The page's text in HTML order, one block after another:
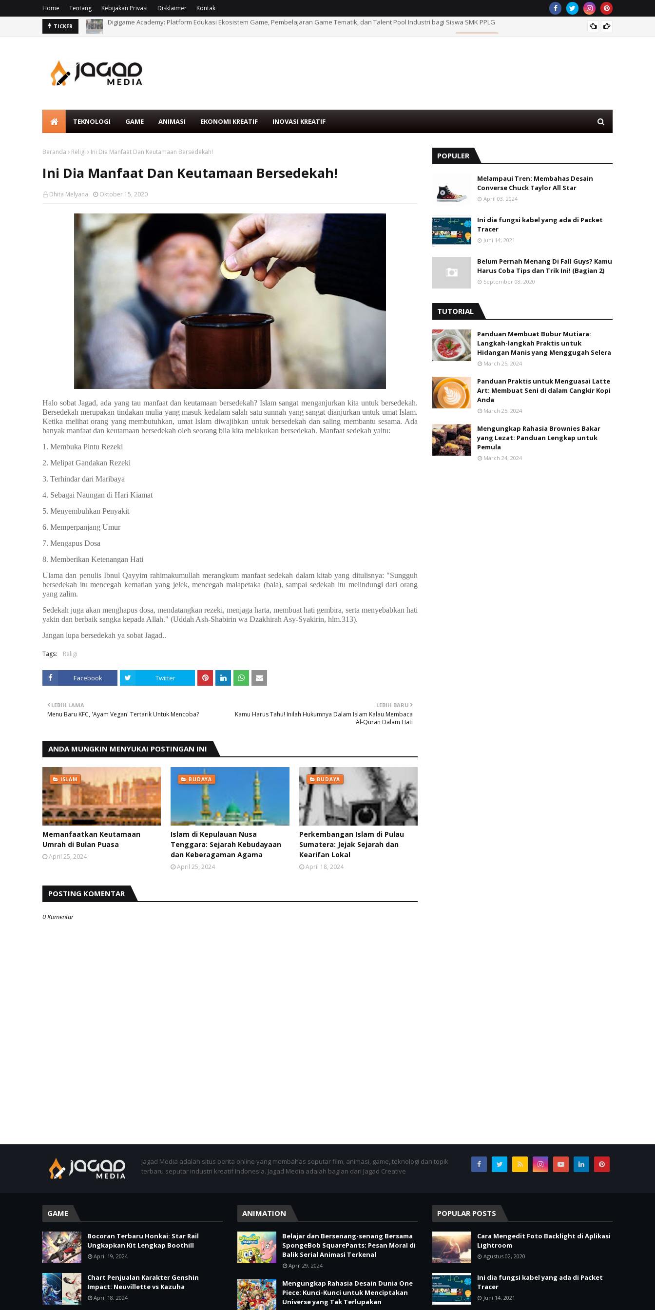
Home Tentang Kebijakan Privasi Disklaimer Kontak
TICKER
Digigame Academy: Platform Edukasi Ekosistem Game, Pembelajaran Game Tematik, dan Talent Pool Industri bagi Siswa SMK PPLG
DIGIGAME Gaungkan Misi “Engage” di Jawa Barat: Sosialisasi Ekosistem Game untuk Guru SMK dan Penggerak Ekraf
DIGIGAME
TEKNOLOGI GAME ANIMASI EKONOMI KREATIF INOVASI KREATIF
Beranda Religi Ini Dia Manfaat Dan Keutamaan Bersedekah!
Ini Dia Manfaat Dan Keutamaan Bersedekah!
Dhita Melyana Oktober 15, 2020
Halo sobat Jagad, ada yang tau manfaat dan keutamaan bersedekah? Islam sangat menganjurkan kita untuk bersedekah.
Bersedekah merupakan tindakan mulia yang masuk kedalam salah satu sunnah yang sangat dianjurkan untuk umat Islam.
Ketika melihat orang yang membutuhkan, umat Islam diwajibkan untuk bersedekah dan saling membantu sesama. Ada
banyak manfaat dan keutamaan bersedekah oleh seorang bila kita melakukan bersedekah. Manfaat sedekah yaitu:
1. Membuka Pintu Rezeki
2. Melipat Gandakan Rezeki
3. Terhindar dari Maribaya
4. Sebagai Naungan di Hari Kiamat
5. Menyembuhkan Penyakit
6. Memperpanjang Umur
7. Mengapus Dosa
8. Memberikan Ketenangan Hati
Ulama dan penulis Ibnul Qayyim rahimakumullah merangkum manfaat sedekah dalam kitab yang ditulisnya: "Sungguh
bersedekah itu mencegah kematian yang jelek, mencegah malapetaka (bala), sampai sedekah itu melindungi dari orang
yang zalim.
Sedekah juga akan menghapus dosa, mendatangkan rezeki, menjaga harta, membuat hati gembira, serta menyebabkan hati
yakin dan berbaik sangka kepada Allah." (Uddah Ash-Shabirin wa Dzakhirah Asy-Syakirin, hlm.313).
Jangan lupa bersedekah ya sobat Jagad..
Tags: Religi
Facebook Twitter
LEBIH BARU
Kamu Harus Tahu! Inilah Hukumnya Dalam Islam Kalau Membaca
Al-Quran Dalam Hati
LEBIH LAMA
Menu Baru KFC, 'Ayam Vegan' Tertarik Untuk Mencoba?
ANDA MUNGKIN MENYUKAI POSTINGAN INI
ISLAM
Memanfaatkan Keutamaan
Umrah di Bulan Puasa
April 25, 2024
BUDAYA
Islam di Kepulauan Nusa
Tenggara: Sejarah Kebudayaan
dan Keberagaman Agama
April 25, 2024
BUDAYA
Perkembangan Islam di Pulau
Sumatera: Jejak Sejarah dan
Kearifan Lokal
April 18, 2024
POSTING KOMENTAR
0 Komentar
POPULER
Melampaui Tren: Membahas Desain
Converse Chuck Taylor All Star
April 03, 2024
Ini dia fungsi kabel yang ada di Packet
Tracer
Juni 14, 2021
Belum Pernah Menang Di Fall Guys? Kamu
Harus Coba Tips dan Trik Ini! (Bagian 2)
September 08, 2020
TUTORIAL
Panduan Membuat Bubur Mutiara:
Langkah-langkah Praktis untuk
Hidangan Manis yang Menggugah Selera
March 25, 2024
Panduan Praktis untuk Menguasai Latte
Art: Membuat Seni di dalam Cangkir Kopi
Anda
March 25, 2024
Mengungkap Rahasia Brownies Bakar
yang Lezat: Panduan Lengkap untuk
Pemula
March 24, 2024
Jagad Media adalah situs berita online yang membahas seputar film, animasi, game, teknologi dan topik
terbaru seputar industri kreatif Indonesia. Jagad Media adalah bagian dari Jagad Creative
GAME
Bocoran Terbaru Honkai: Star Rail
Ungkapkan Kit Lengkap Boothill
April 19, 2024
Chart Penjualan Karakter Genshin
Impact: Neuvillette vs Kazuha
April 18, 2024
ANIMATION
Belajar dan Bersenang-senang Bersama
SpongeBob SquarePants: Pesan Moral di
Balik Serial Animasi Terkenal
April 29, 2024
Mengungkap Rahasia Desain Dunia One
Piece: Kunci-Kunci untuk Menciptakan
Universe yang Tak Terlupakan
POPULAR POSTS
Cara Mengedit Foto Backlight di Aplikasi
Lightroom
Agustus 02, 2020
Ini dia fungsi kabel yang ada di Packet
Tracer
Juni 14, 2021